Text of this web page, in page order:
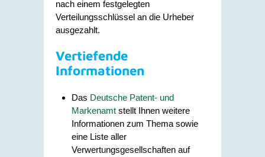
nach einem festgelegten
Verteilungsschlüssel an die Urheber
ausgezahlt.
Vertiefende
Informationen
Das Deutsche Patent- und
Markenamt stellt Ihnen weitere
Informationen zum Thema sowie
eine Liste aller
Verwertungsgesellschaften auf